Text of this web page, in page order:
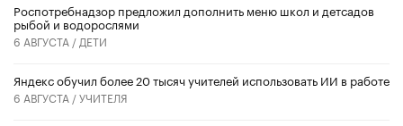
Роспотребнадзор предложил дополнить меню школ и детсадов
рыбой и водорослями
6 АВГУСТА / ДЕТИ
​Яндекс обучил более 20 тысяч учителей использовать ИИ в работе
6 АВГУСТА /УЧИТЕЛЯ